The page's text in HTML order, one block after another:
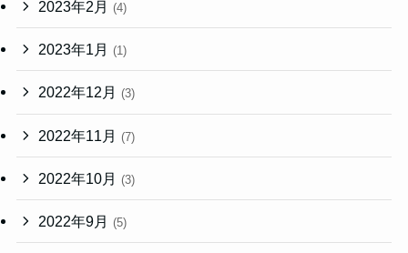
2023年2月 (4)
2023年1月 (1)
2022年12月 (3)
2022年11月 (7)
2022年10月 (3)
2022年9月 (5)